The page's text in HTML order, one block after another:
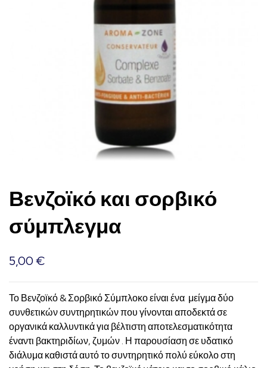
Βενζοϊκό και σορβικό
σύμπλεγμα
5,00€
Το Βενζοϊκό & Σορβικό Σύμπλοκο είναι ένα μείγμα δύο
συνθετικών συντηρητικών που γίνονται αποδεκτά σε
οργανικά καλλυντικά για βέλτιστη αποτελεσματικότητα
έναντι βακτηριδίων, ζυμών . Η παρουσίαση σε υδατικό
διάλυμα καθιστά αυτό το συντηρητικό πολύ εύκολο στη